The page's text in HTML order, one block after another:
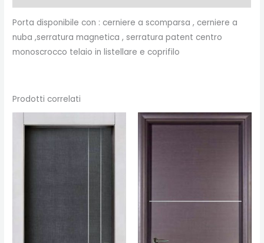
Porta disponibile con : cerniere a scomparsa , cerniere a
nuba ,serratura magnetica , serratura patent centro
monoscrocco telaio in listellare e coprifilo
Prodotti correlati